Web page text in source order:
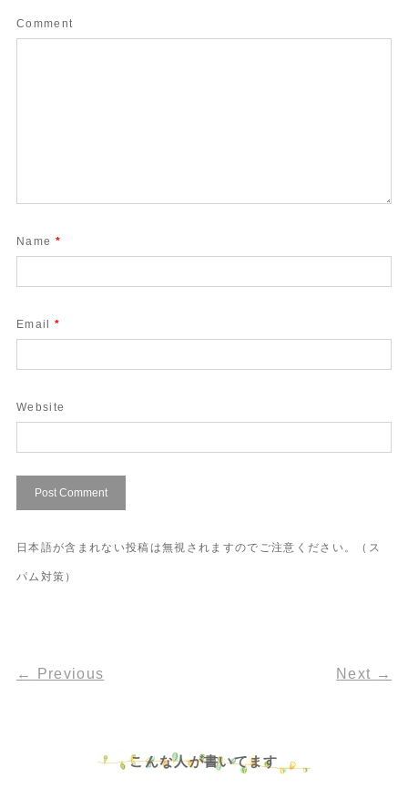
Comment
Name *
Email *
Website
日本語が含まれない投稿は無視されますのでご注意ください。（ス
パム対策）
← Previous Next →
こんな人が書いてます